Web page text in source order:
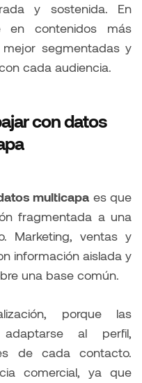
y sostenida. En
en contenidos más
mejor segmentadas y
cada audiencia.
con datos
multicapa es que
fragmentada a una
Marketing, ventas y
información aislada y
una base común.
porque las
adaptarse al perfil,
de cada contacto.
comercial, ya que